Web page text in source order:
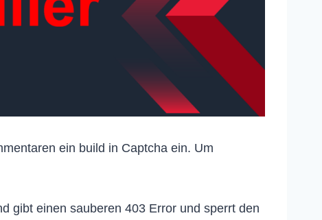
ein build in Captcha ein. Um
gibt einen sauberen 403 Error und sperrt den